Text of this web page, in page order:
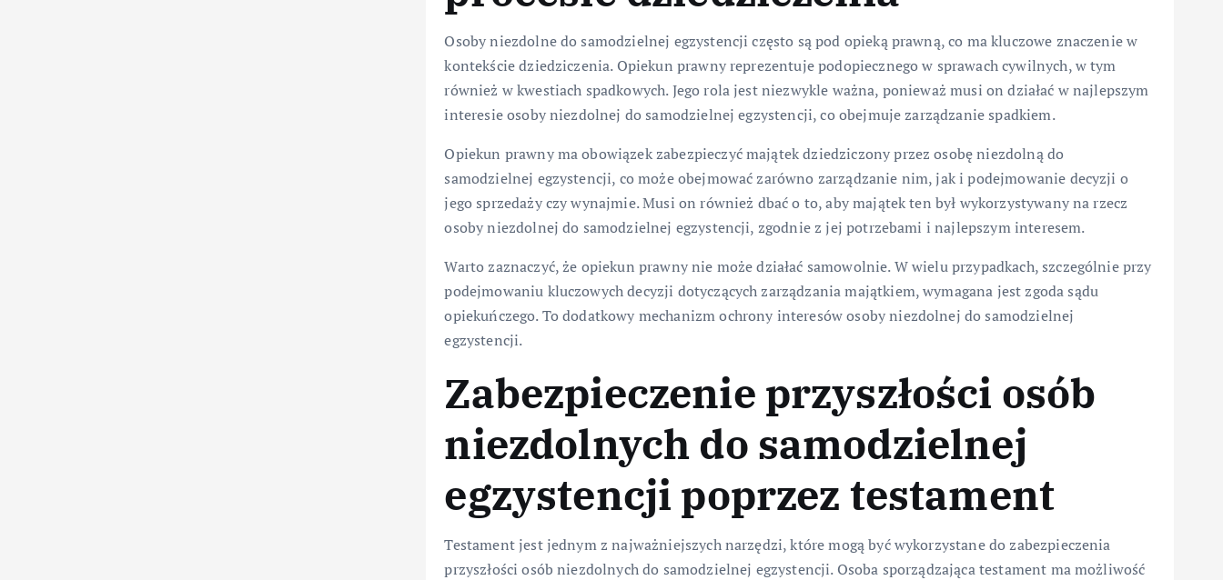
Osoby niezdolne do samodzielnej egzystencji często są pod opieką prawną, co ma kluczowe znaczenie w
kontekście dziedziczenia. Opiekun prawny reprezentuje podopiecznego w sprawach cywilnych, w tym
również w kwestiach spadkowych. Jego rola jest niezwykle ważna, ponieważ musi on działać w najlepszym
interesie osoby niezdolnej do samodzielnej egzystencji, co obejmuje zarządzanie spadkiem.
Opiekun prawny ma obowiązek zabezpieczyć majątek dziedziczony przez osobę niezdolną do
samodzielnej egzystencji, co może obejmować zarówno zarządzanie nim, jak i podejmowanie decyzji o
jego sprzedaży czy wynajmie. Musi on również dbać o to, aby majątek ten był wykorzystywany na rzecz
osoby niezdolnej do samodzielnej egzystencji, zgodnie z jej potrzebami i najlepszym interesem.
Warto zaznaczyć, że opiekun prawny nie może działać samowolnie. W wielu przypadkach, szczególnie przy
podejmowaniu kluczowych decyzji dotyczących zarządzania majątkiem, wymagana jest zgoda sądu
opiekuńczego. To dodatkowy mechanizm ochrony interesów osoby niezdolnej do samodzielnej
egzystencji.
Zabezpieczenie przyszłości osób
niezdolnych do samodzielnej
egzystencji poprzez testament
Testament jest jednym z najważniejszych narzędzi, które mogą być wykorzystane do zabezpieczenia
przyszłości osób niezdolnych do samodzielnej egzystencji. Osoba sporządzająca testament ma możliwość